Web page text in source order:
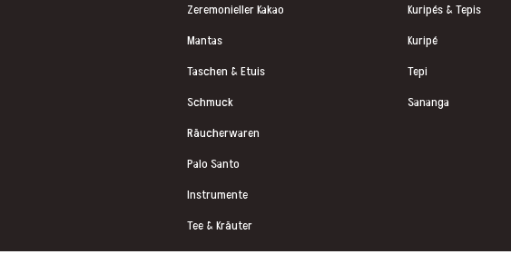
Zeremonieller Kakao
Mantas
Taschen & Etuis
Schmuck
Räucherwaren
Palo Santo
Instrumente
Tee & Kräuter
Schmuck
Kuripés & Tepis
Kuripé
Tepi
Sananga